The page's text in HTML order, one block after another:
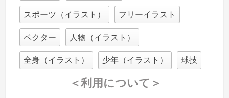
スポーツ（イラスト） フリーイラスト
ベクター 人物（イラスト）
全身（イラスト） 少年（イラスト） 球技
＜利用について＞